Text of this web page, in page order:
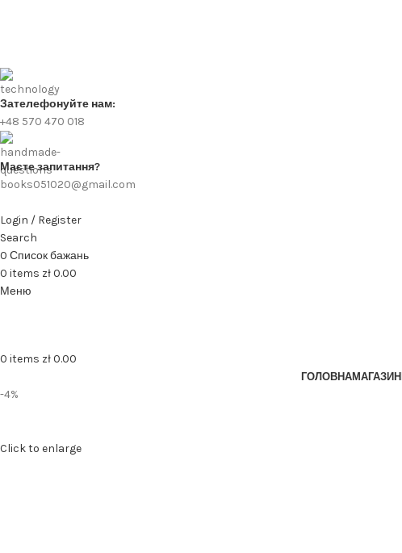
Зателефонуйте нам:
+48 570 470 018
Маєте запитання?
books051020@gmail.com
Login / Register
Search
0 Список бажань
0 items zł0.00
Меню
0 items zł0.00
ГОЛОВНАМАГАЗИН
-4%
Click to enlarge